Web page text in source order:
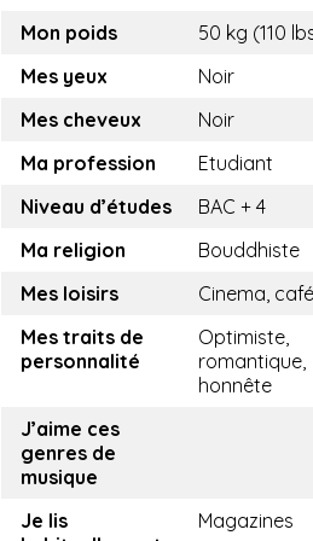
Mon poids
50 kg (110
Mes yeux
Noir
Mes cheveux
Noir
Ma profession
Etudiant
Niveau d’études
BAC + 4
Ma religion
Bouddhiste
Mes loisirs
Cinema, café
Mes traits de
personnalité
Optimiste,
romantique,
honnête
J’aime ces
genres de
musique
Je lis
Magazines